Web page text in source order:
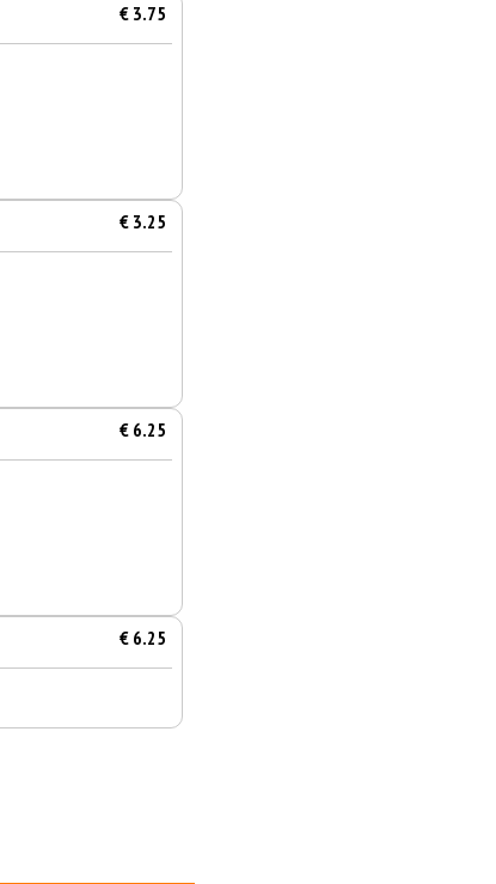
€ 3.75
€ 3.25
€ 6.25
€ 6.25